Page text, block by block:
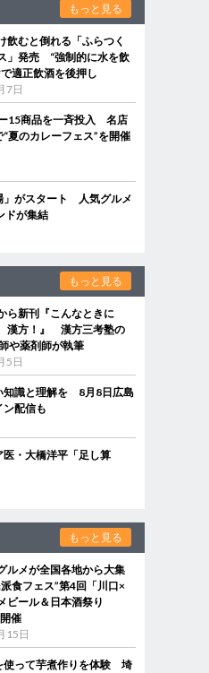
もっと見る
飲むと倒れる「ふらつく
」発売 “強制的に水を飲
適正飲酒を後押し
7日
15商品を一斉投入 名店
夏のカレーフェス”を開催
」がスタート 人気グルメ
ドが集結
もっと見る
ら新刊『こんなときに
漢方！』 漢方三考塾の
や薬剤師が執筆
5日
知識と理解を 8月8日広島
ン配信も
医・大橋洋平「足し算
もっと見る
ルメが全国各地から大集
食フェス”第4回「川口×
ビール＆日本酒祭り
催
15日
使って芋煮作りを体験 埼